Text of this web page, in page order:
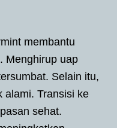
membantu
Menghirup uap
Selain itu,
alami. Transisi ke
sehat.